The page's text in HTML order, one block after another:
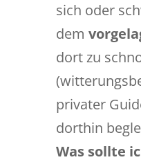
sich oder
dem
dort zu
privater
dorthin
Was sollte